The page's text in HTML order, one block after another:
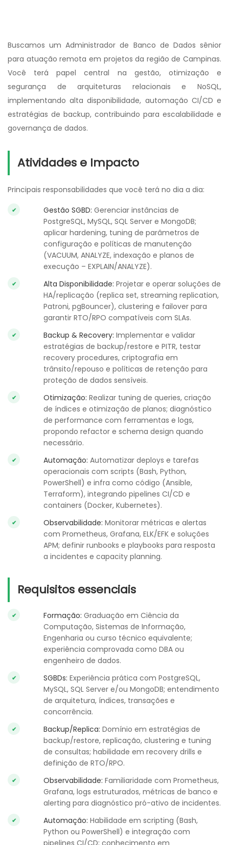
Buscamos um Administrador de Banco de Dados sênior
para atuação remota em projetos da região de Campinas.
Você terá papel central na gestão, otimização e
segurança de arquiteturas relacionais e NoSQL,
implementando alta disponibilidade, automação CI/CD e
estratégias de backup, contribuindo para escalabilidade e
governança de dados.
Atividades e Impacto
Principais responsabilidades que você terá no dia a dia:
Gestão SGBD: Gerenciar instâncias de
PostgreSQL, MySQL, SQL Server e MongoDB;
aplicar hardening, tuning de parâmetros de
configuração e políticas de manutenção
(VACUUM, ANALYZE, indexação e planos de
execução – EXPLAIN/ANALYZE).
Alta Disponibilidade: Projetar e operar soluções de
HA/replicação (replica set, streaming replication,
Patroni, pgBouncer), clustering e failover para
garantir RTO/RPO compatíveis com SLAs.
Backup & Recovery: Implementar e validar
estratégias de backup/restore e PITR, testar
recovery procedures, criptografia em
trânsito/repouso e políticas de retenção para
proteção de dados sensíveis.
Otimização: Realizar tuning de queries, criação
de índices e otimização de planos; diagnóstico
de performance com ferramentas e logs,
propondo refactor e schema design quando
necessário.
Automação: Automatizar deploys e tarefas
operacionais com scripts (Bash, Python,
PowerShell) e infra como código (Ansible,
Terraform), integrando pipelines CI/CD e
containers (Docker, Kubernetes).
Observabilidade: Monitorar métricas e alertas
com Prometheus, Grafana, ELK/EFK e soluções
APM; definir runbooks e playbooks para resposta
a incidentes e capacity planning.
Requisitos essenciais
Formação: Graduação em Ciência da
Computação, Sistemas de Informação,
Engenharia ou curso técnico equivalente;
experiência comprovada como DBA ou
engenheiro de dados.
SGBDs: Experiência prática com PostgreSQL,
MySQL, SQL Server e/ou MongoDB; entendimento
de arquitetura, índices, transações e
concorrência.
Backup/Replica: Domínio em estratégias de
backup/restore, replicação, clustering e tuning
de consultas; habilidade em recovery drills e
definição de RTO/RPO.
Observabilidade: Familiaridade com Prometheus,
Grafana, logs estruturados, métricas de banco e
alerting para diagnóstico pró-ativo de incidentes.
Automação: Habilidade em scripting (Bash,
Python ou PowerShell) e integração com
pipelines CI/CD; conhecimento em